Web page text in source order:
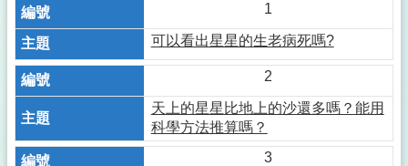
1
可以看出星星的生老病死嗎?
2
天上的星星比地上的沙還多嗎？能用
科學方法推算嗎？
3